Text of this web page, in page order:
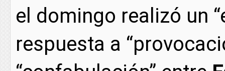
el domingo realizó un
respuesta a